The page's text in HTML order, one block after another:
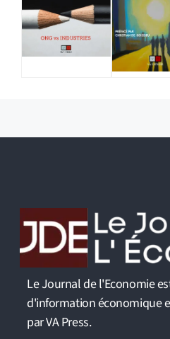
Le Journal de l'Economie
d'information économique
par VA Press.